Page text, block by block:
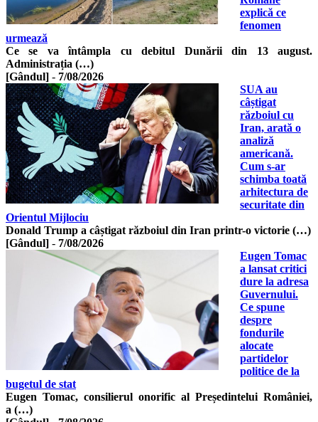
explică ce
fenomen
urmează
Ce se va întâmpla cu debitul Dunării din 13 august.
Administrația (…)
[Gândul] - 7/08/2026
SUA au
câștigat
războiul cu
Iran, arată o
analiză
americană.
Cum s-ar
schimba toată
arhitectura de
securitate din
Orientul Mijlociu
Donald Trump a câștigat războiul din Iran printr-o victorie (…)
[Gândul] - 7/08/2026
Eugen Tomac
a lansat critici
dure la adresa
Guvernului.
Ce spune
despre
fondurile
alocate
partidelor
politice de la
bugetul de stat
Eugen Tomac, consilierul onorific al Președintelui României,
a (…)